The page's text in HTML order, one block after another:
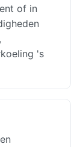
of in
's